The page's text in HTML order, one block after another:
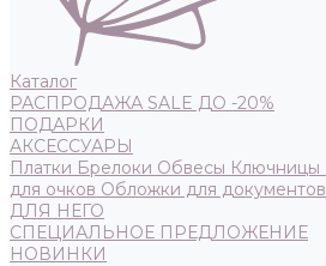
Каталог
РАСПРОДАЖА SALE ДО -20%
ПОДАРКИ
АКСЕССУАРЫ
Платки Брелоки Обвесы Ключницы
для очков Обложки для документов
ДЛЯ НЕГО
СПЕЦИАЛЬНОЕ ПРЕДЛОЖЕНИЕ
НОВИНКИ